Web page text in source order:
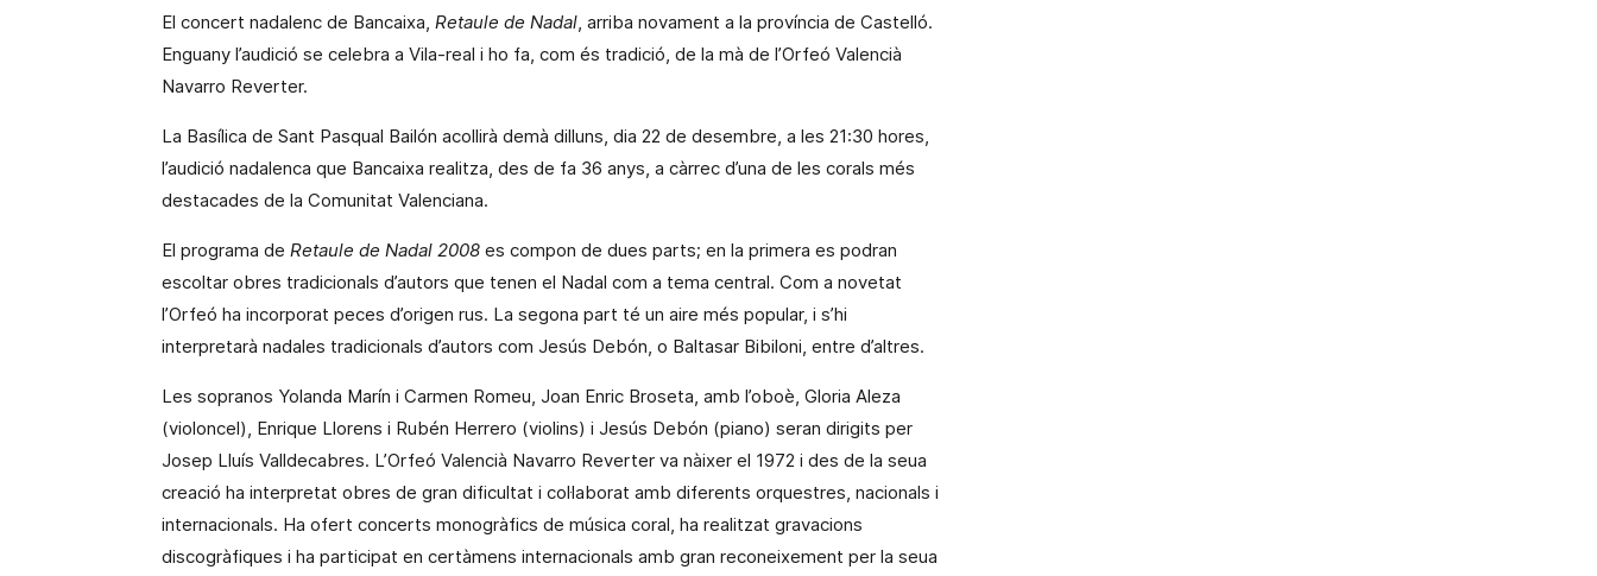
El concert nadalenc de Bancaixa, Retaule de Nadal, arriba novament a la província de Castelló.
Enguany l’audició se celebra a Vila-real i ho fa, com és tradició, de la mà de l’Orfeó Valencià
Navarro Reverter.
La Basílica de Sant Pasqual Bailón acollirà demà dilluns, dia 22 de desembre, a les 21:30 hores,
l’audició nadalenca que Bancaixa realitza, des de fa 36 anys, a càrrec d’una de les corals més
destacades de la Comunitat Valenciana.
El programa de Retaule de Nadal 2008 es compon de dues parts; en la primera es podran
escoltar obres tradicionals d’autors que tenen el Nadal com a tema central. Com a novetat
l’Orfeó ha incorporat peces d’origen rus. La segona part té un aire més popular, i s’hi
interpretarà nadales tradicionals d’autors com Jesús Debón, o Baltasar Bibiloni, entre d’altres.
Les sopranos Yolanda Marín i Carmen Romeu, Joan Enric Broseta, amb l’oboè, Gloria Aleza
(violoncel), Enrique Llorens i Rubén Herrero (violins) i Jesús Debón (piano) seran dirigits per
Josep Lluís Valldecabres. L’Orfeó Valencià Navarro Reverter va nàixer el 1972 i des de la seua
creació ha interpretat obres de gran dificultat i col·laborat amb diferents orquestres, nacionals i
internacionals. Ha ofert concerts monogràfics de música coral, ha realitzat gravacions
discogràfiques i ha participat en certàmens internacionals amb gran reconeixement per la seua